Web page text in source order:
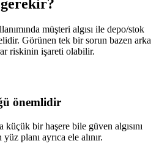
gerekir?
müşteri algısı ile depo/stok
Görünen tek bir sorun bazen arka
riskinin işareti olabilir.
önemlidir
bir haşere bile güven algısını
planı ayrıca ele alınır.